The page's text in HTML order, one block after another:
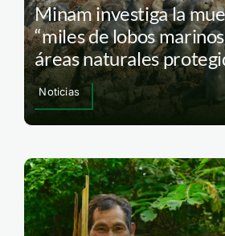
Minam investiga la
“miles de lobos
áreas naturales
Noticias